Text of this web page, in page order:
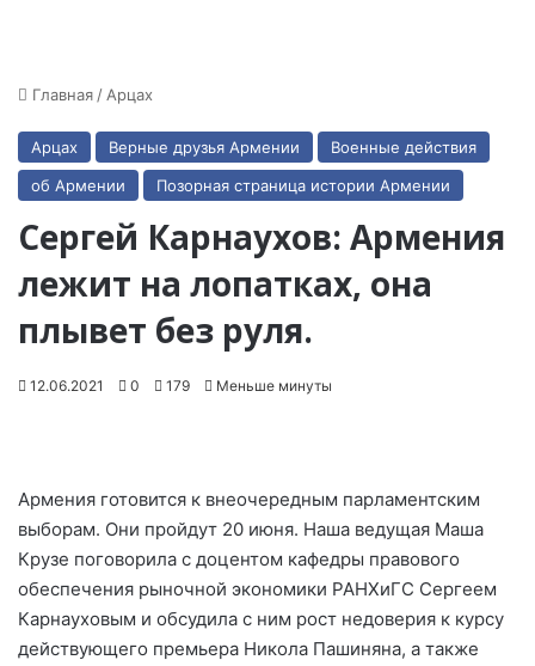
Главная / Арцах
Арцах Верные друзья Армении
Военные действия
об Армении
Позорная страница истории Армении
Сергей Карнаухов: Армения
лежит на лопатках, она
плывет без руля.
12.06.2021 0 179 Меньше минуты
Армения готовится к внеочередным парламентским
выборам. Они пройдут 20 июня. Наша ведущая Маша
Крузе поговорила с доцентом кафедры правового
обеспечения рыночной экономики РАНХиГС Сергеем
Карнауховым и обсудила с ним рост недоверия к курсу
действующего премьера Никола Пашиняна, а также